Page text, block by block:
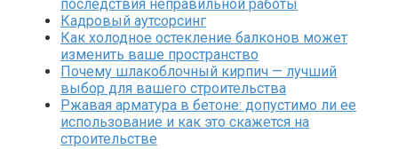
последствия неправильной работы
Кадровый аутсорсинг
Как холодное остекление балконов может
изменить ваше пространство
Почему шлакоблочный кирпич — лучший
выбор для вашего строительства
Ржавая арматура в бетоне: допустимо ли ее
использование и как это скажется на
строительстве